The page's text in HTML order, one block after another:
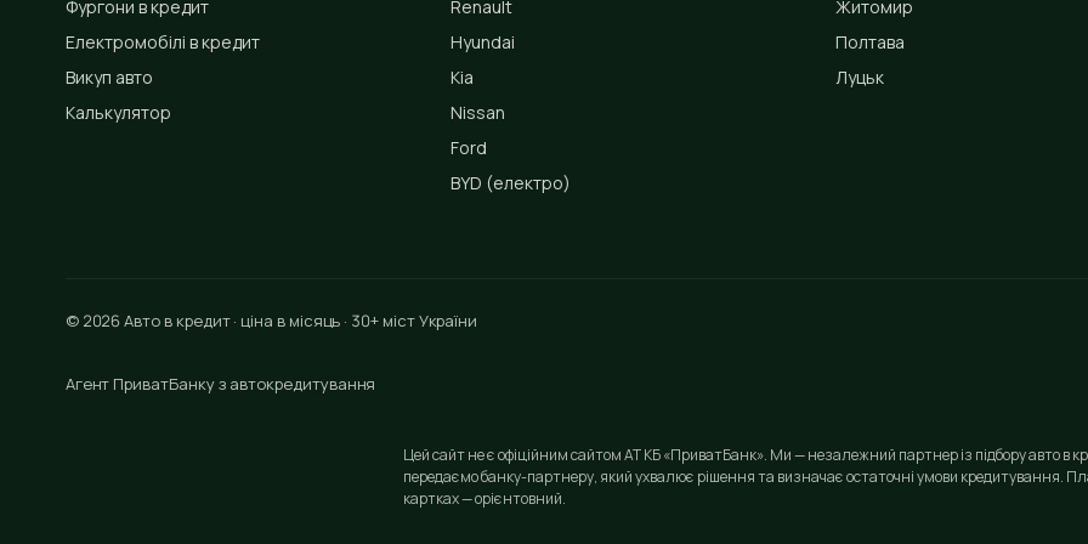
Фургони в кредит
Електромобілі в кредит
Викуп авто
Калькулятор
Renault
Hyundai
Kia
Nissan
Ford
BYD (електро)
Житомир
Полтава
Луцьк
© 2026 Авто в кредит · ціна в місяць · 30+ міст України
Агент ПриватБанку з автокредитування
Цей сайт не є офіційним сайтом АТ КБ «ПриватБанк». Ми — незалежний партнер із підбору авто в
передаємо банку-партнеру, який ухвалює рішення та визначає остаточні умови кредитування.
картках — орієнтовний.